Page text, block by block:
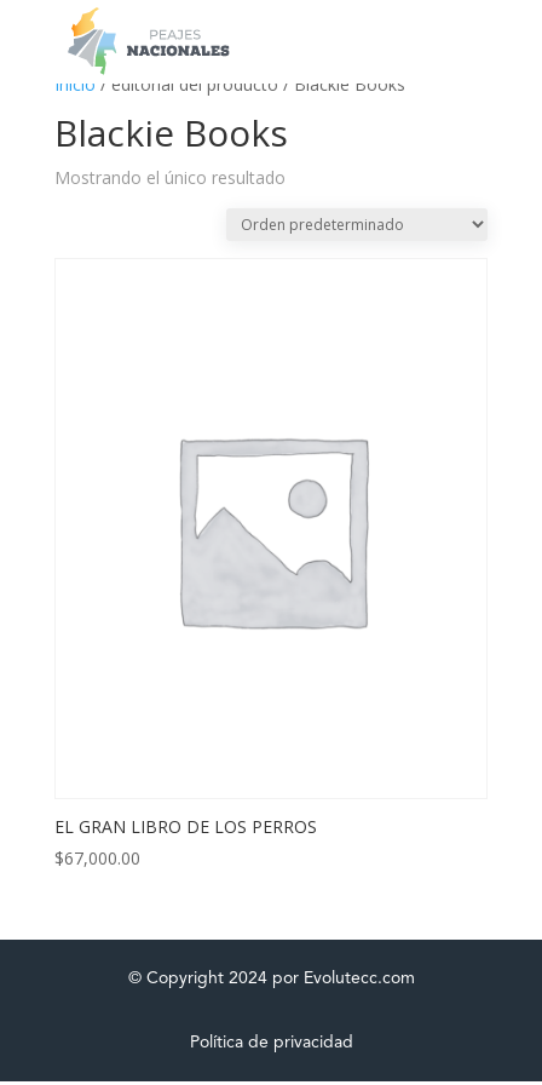
Inicio / editorial del producto / Blackie Books
Blackie Books
Mostrando el único resultado
EL GRAN LIBRO DE LOS PERROS
$67,000.00
© Copyright 2024 por Evolutecc.com
Política de privacidad